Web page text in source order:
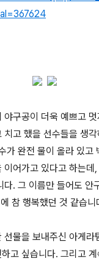
구공이 더욱 예쁘고 멋
치고 했을 선수들을 생
가 완전 물이 올라 있고
어가고 있다고 하는데
다. 그 이름만 들어도 안
참 행복했던 것 같습니
선물을 보내주신 아게라
고 싶습니다. 그리고